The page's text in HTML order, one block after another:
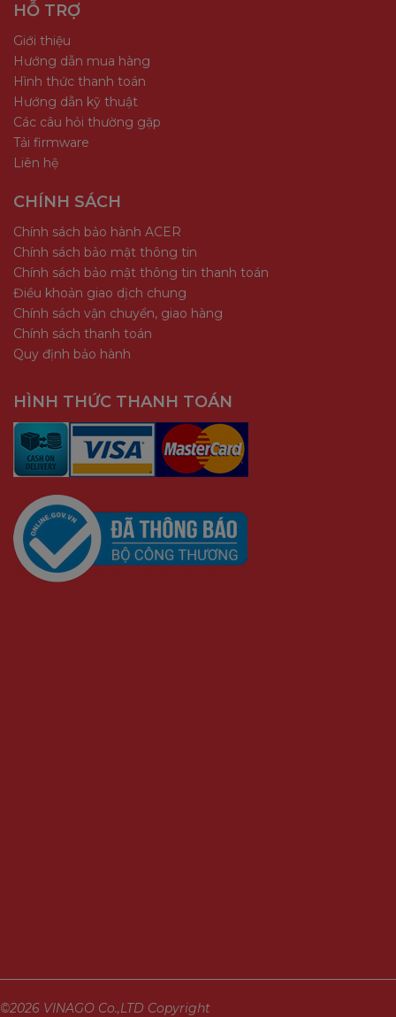
HỖ TRỢ
Giới thiệu
Hướng dẫn mua hàng
Hình thức thanh toán
Hướng dẫn kỹ thuật
Các câu hỏi thường gặp
Tải firmware
Liên hệ
CHÍNH SÁCH
Chính sách bảo hành ACER
Chính sách bảo mật thông tin
Chính sách bảo mật thông tin thanh toán
Điều khoản giao dịch chung
Chính sách vận chuyển, giao hàng
Chính sách thanh toán
Quy định bảo hành
HÌNH THỨC THANH TOÁN
©2026 VINAGO Co.,LTD Copyright